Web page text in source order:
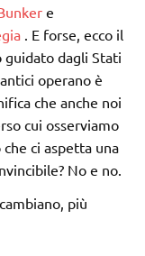
e
. E forse, ecco il
guidato dagli Stati
operano è
che anche noi
cui osserviamo
ci aspetta una
No e no.
più